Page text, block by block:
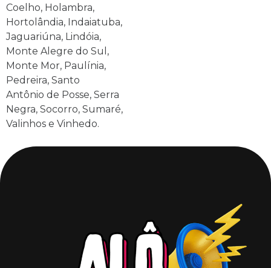
Coelho, Holambra,
Hortolândia, Indaiatuba,
Jaguariúna, Lindóia,
Monte Alegre do Sul,
Monte Mor, Paulínia,
Pedreira, Santo
Antônio de Posse, Serra
Negra, Socorro, Sumaré,
Valinhos e Vinhedo.